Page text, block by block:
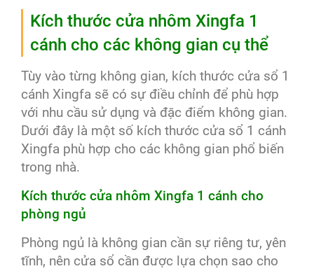
Kích thước cửa nhôm Xingfa 1
cánh cho các không gian cụ thể
Tùy vào từng không gian, kích thước cửa sổ 1
cánh Xingfa sẽ có sự điều chỉnh để phù hợp
với nhu cầu sử dụng và đặc điểm không gian.
Dưới đây là một số kích thước cửa sổ 1 cánh
Xingfa phù hợp cho các không gian phổ biến
trong nhà.
Kích thước cửa nhôm Xingfa 1 cánh cho
phòng ngủ
Phòng ngủ là không gian cần sự riêng tư, yên
tĩnh, nên cửa sổ cần được lựa chọn sao cho